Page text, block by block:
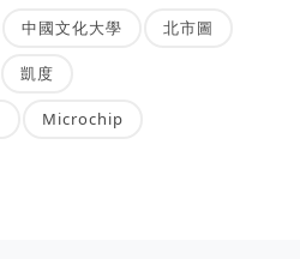
中國文化大學 北市圖
凱度
Microchip